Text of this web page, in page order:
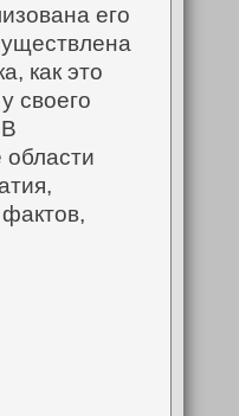
его
как это
своего
В